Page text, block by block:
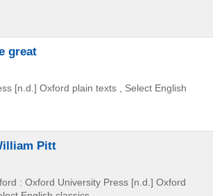
great
[n.d.] Oxford plain texts , Select English
Pitt
: Oxford University Press [n.d.] Oxford